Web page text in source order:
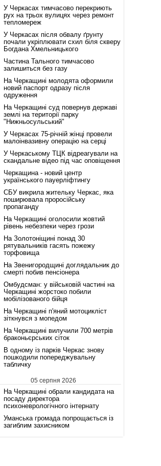
У Черкасах тимчасово перекриють
рух на трьох вулицях через ремонт
тепломереж
У Черкасах після обвалу ґрунту
почали укріплювати схил біля скверу
Богдана Хмельницького
Частина Тального тимчасово
залишиться без газу
На Черкащині молодята оформили
новий паспорт одразу після
одруження
На Черкащині суд повернув державі
землі на території парку
"Нижньосульський"
У Черкасах 75-річній жінці провели
малоінвазивну операцію на серці
У Черкаському ТЦК відреагували на
скандальне відео під час оповіщення
Черкащина - новий центр
українського пауерліфтингу
СБУ викрила жительку Черкас, яка
поширювала проросійську
пропаганду
На Черкащині оголосили жовтий
рівень небезпеки через грози
На Золотоніщині понад 30
рятувальників гасять пожежу
торфовища
На Звенигородщині доглядальник до
смерті побив пенсіонера
Омбудсман: у військовій частині на
Черкащині жорстоко побили
мобілізованого бійця
На Черкащині п'яний мотоцикліст
зіткнувся з мопедом
На Черкащині вилучили 700 метрів
браконьєрських сіток
В одному із парків Черкас знову
пошкодили попереджувальну
табличку
05 серпня 2026
На Черкащині обрали кандидата на
посаду директора
психоневрологічного інтернату
Уманська громада попрощається із
загиблим захисником